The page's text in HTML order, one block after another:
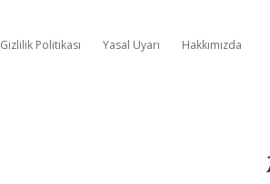
Gizlilik Politikası Yasal Uyarı Hakkımızda